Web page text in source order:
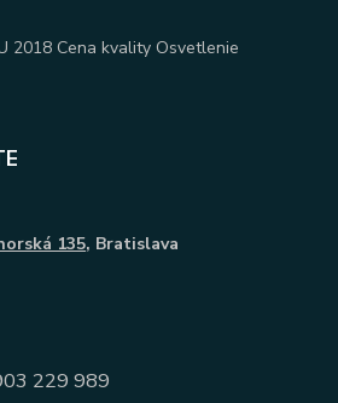
135, Bratislava
229 989